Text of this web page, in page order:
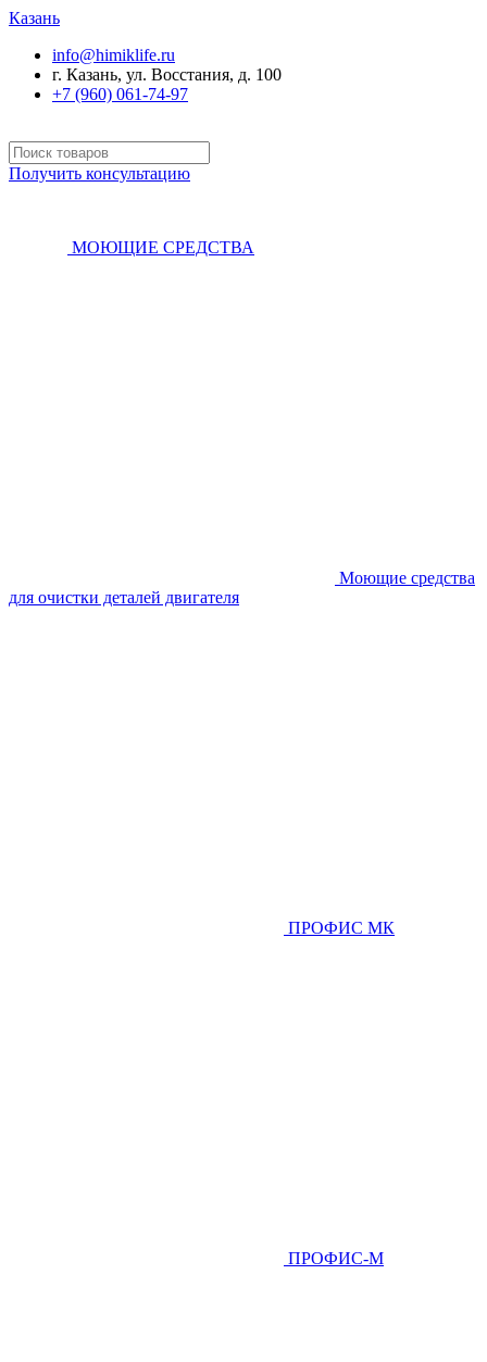
Казань
info@himiklife.ru
г. Казань, ул. Восстания, д. 100
+7 (960) 061-74-97
Получить консультацию
МОЮЩИЕ СРЕДСТВА
Моющие средства
для очистки деталей двигателя
ПРОФИС МК
ПРОФИС-М